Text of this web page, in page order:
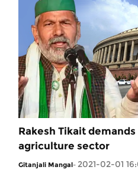
Rakesh Tikait
agriculture sector
Gitanjali Mangal- 2021-02-01